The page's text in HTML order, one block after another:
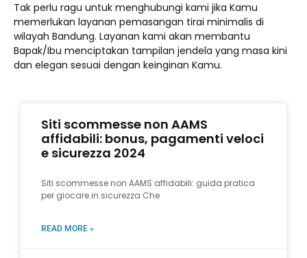
Tak perlu ragu untuk menghubungi kami jika Kamu
memerlukan layanan pemasangan tirai minimalis di
wilayah Bandung. Layanan kami akan membantu
Bapak/Ibu menciptakan tampilan jendela yang masa kini
dan elegan sesuai dengan keinginan Kamu.
Siti scommesse non AAMS
affidabili: bonus, pagamenti veloci
e sicurezza 2024
Siti scommesse non AAMS affidabili: guida pratica
per giocare in sicurezza Che
READ MORE »